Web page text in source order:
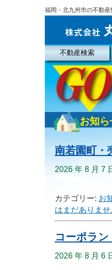
福岡・北九州市の不動
不動産検索
お知ら
南若園町・
2026 年 8 月 7
カテゴリー: お
はまだありま
コーポラ
2026 年 8 月 6